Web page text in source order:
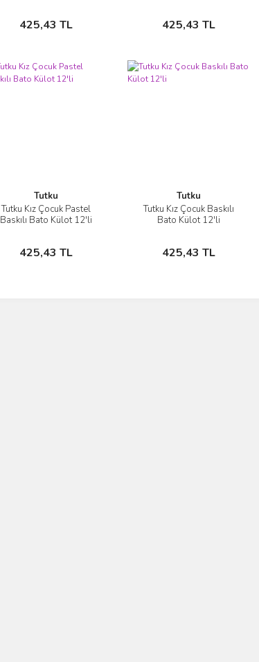
425,43 TL
Sepete Ekle 425,43 TL
Sepete Ekle
Tutku
Tutku Kız Çocuk Pastel
Baskılı Bato Külot 12'li
425,43 TL
İncele
Sepete Ekle
Tutku
Tutku Kız Çocuk Baskılı
Bato Külot 12'li
425,43 TL
İncele
Sepete Ekle